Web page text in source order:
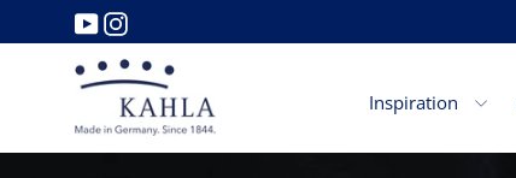
zum
YouTube
Inspiration
KAHLA
Home